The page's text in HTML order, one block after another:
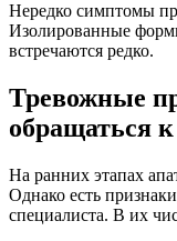
Нередко симптомы
Изолированные
встречаются редко.
Тревожные
обращаться
На ранних этапах
Однако есть
специалиста. В их